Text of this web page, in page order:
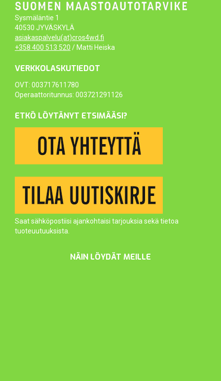
Sysmäläntie 1
40530 JYVÄSKYLÄ
asiakaspalvelu(at)cros4wd.fi
+358 400 513 520 / Matti Heiska
VERKKOLASKUTIEDOT
OVT: 003717611780
Operaattoritunnus: 003721291126
ETKÖ LÖYTÄNYT ETSIMÄÄSI?
Saat sähköpostiisi ajankohtaisi tarjouksia sekä tietoa
tuoteuutuuksista.
NÄIN LÖYDÄT MEILLE